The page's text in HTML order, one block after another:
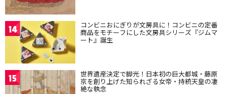
14 コンビニおにぎりが文房具に！コンビニの定番
商品をモチーフにした文房具シリーズ『ジムマ
ート』誕生
15 世界遺産決定で脚光！日本初の巨大都城・藤原
京を創り上げた知られざる女帝・持統天皇の凄
絶な執念